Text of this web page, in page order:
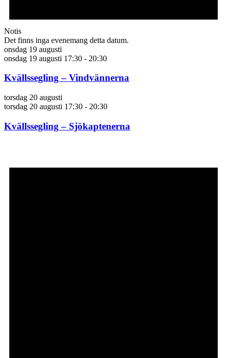
Notis
Det finns inga evenemang detta datum.
onsdag 19 augusti
onsdag 19 augusti 17:30 - 20:30
Kvällssegling – Vindvännerna
torsdag 20 augusti
torsdag 20 augusti 17:30 - 20:30
Kvällssegling – Sjökaptenerna